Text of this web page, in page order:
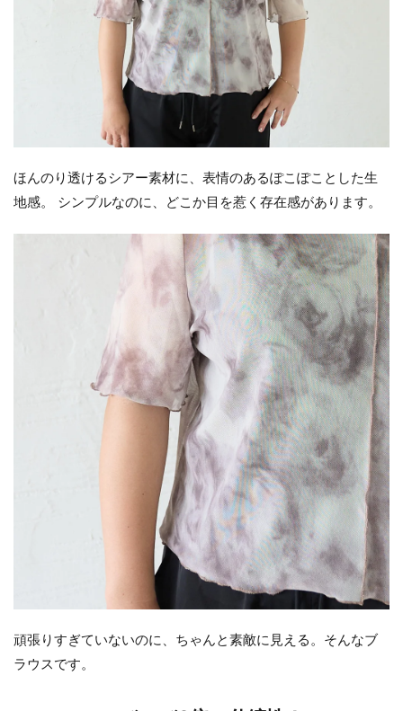
ほんのり透けるシアー素材に、表情のあるぽこぽことした生
地感。 シンプルなのに、どこか目を惹く存在感があります。
頑張りすぎていないのに、ちゃんと素敵に見える。そんなブ
ラウスです。